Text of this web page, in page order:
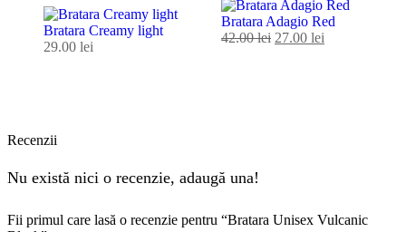
Bratara Creamy light
29.00 lei
Bratara Adagio Red
42.00lei 27.00 lei
Recenzii
Nu există nici o recenzie, adaugă una!
Fii primul care lasă o recenzie pentru “Bratara Unisex Vulcanic